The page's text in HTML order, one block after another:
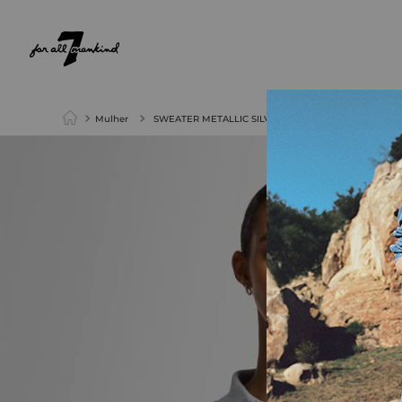
Mulher SWEATER METALLIC SILVER